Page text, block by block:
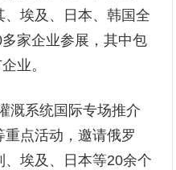
埃及、日本、韩国全
家企业参展，其中包
业。
溉系统国际专场推介
重点活动，邀请俄罗
埃及、日本等20余个